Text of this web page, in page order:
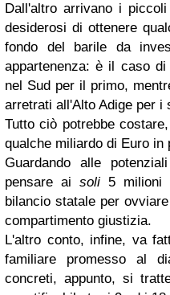
Dall'altro arrivano i
desiderosi di ottenere
fondo del barile da
appartenenza: è il caso
nel Sud per il primo,
arretrati all'Alto Adige per i
Tutto ciò potrebbe
qualche miliardo di Euro in
Guardando alle
pensare ai soli 5 milioni
bilancio statale per
compartimento giustizia.
L'altro conto, infine, va
familiare promesso al
concreti, appunto, si